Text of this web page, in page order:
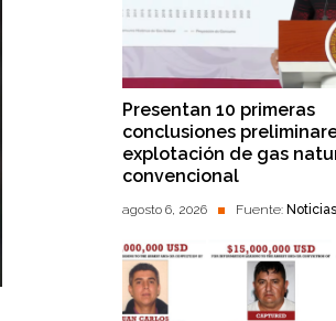
Presentan 10 primeras
conclusiones
explotación de gas
convencional
agosto 6, 2026 Fuente: